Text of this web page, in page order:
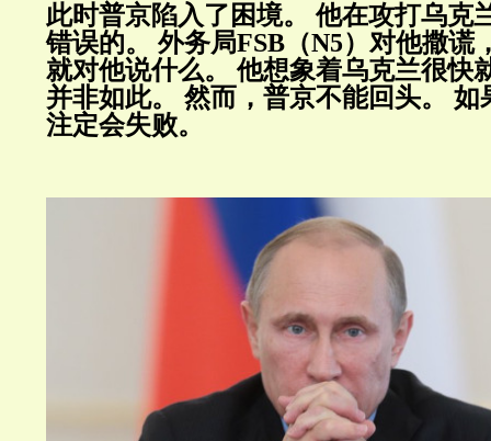
此时普京陷入了困境。
他在攻打乌克
错误的。
外务局FSB （N5）对他撒谎
就对他说什么。
他想象着乌克兰很快
并非如此。
然而，普京不能回头。
如
注定会失败。